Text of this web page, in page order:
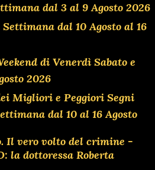
dal 3 al 9 Agosto 2026
dal 10 Agosto al 16
di Venerdì Sabato e
2026
Migliori e Peggiori Segni
dal 10 al 16 Agosto
Il vero volto del crimine -
la dottoressa Roberta